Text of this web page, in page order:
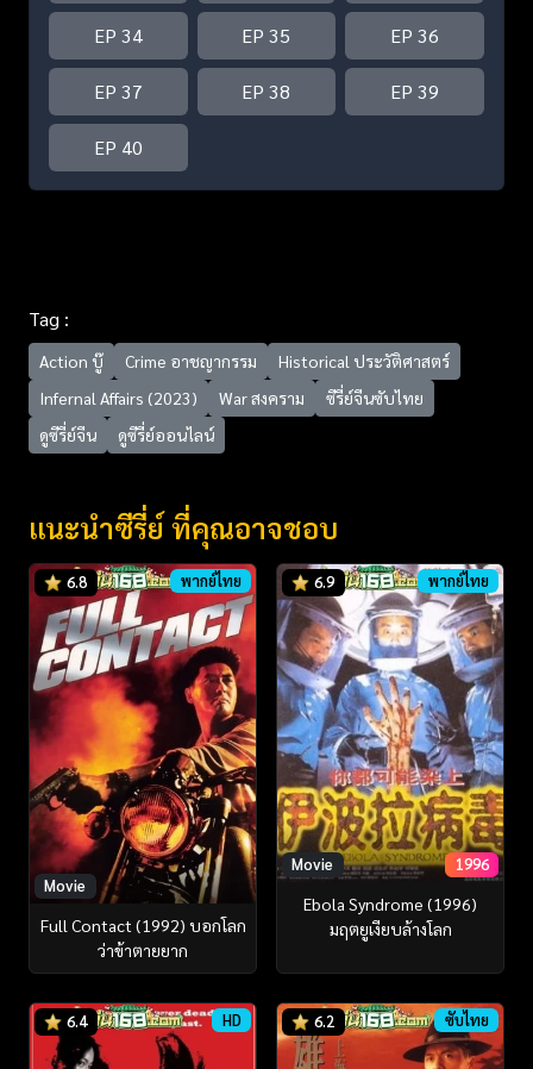
EP 34 EP 35 EP 36
EP 37 EP 38 EP 39
EP 40
Tag :
Action บู๊ Crime อาชญากรรม
Historical ประวัติศาสตร์
Infernal Affairs (2023)
War สงคราม
ซีรี่ย์จีนซับไทย
ดูซีรี่ย์จีน
ดูซีรี่ย์ออนไลน์
แนะนำซีรี่ย์ ที่คุณอาจชอบ
6.8 พากย์ไทย
Movie
Full Contact (1992) บอกโลก
ว่าข้าตายยาก
6.9 พากย์ไทย
Movie 1996
Ebola Syndrome (1996)
มฤตยูเงียบล้างโลก
6.4 HD 6.2 ซับไทย